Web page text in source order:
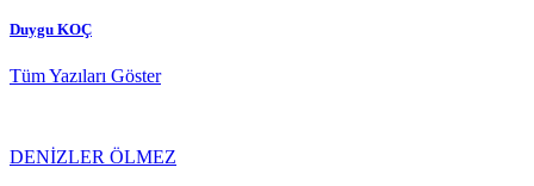
Duygu KOÇ
Tüm Yazıları Göster
DENİZLER ÖLMEZ